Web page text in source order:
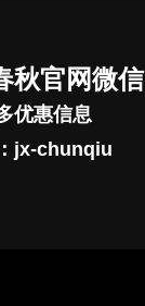
秋官网微信
优惠信息
jx-chunqiu